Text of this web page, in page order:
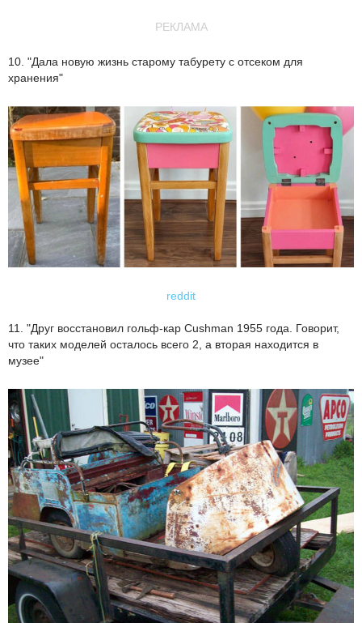
РЕКЛАМА
10. "Дала новую жизнь старому табурету с отсеком для
хранения"
reddit
11. "Друг восстановил гольф-кар Cushman 1955 года. Говорит,
что таких моделей осталось всего 2, а вторая находится в
музее"